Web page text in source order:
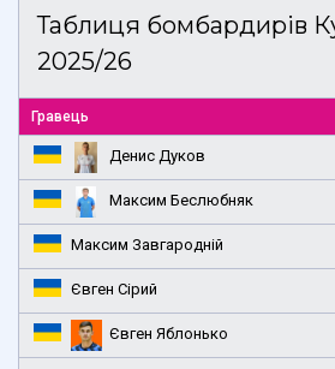
Таблиця бомбардирів
2025/26
Гравець
Денис Дуков
Максим Беслюбняк
Максим Завгародній
Євген Сірий
Євген Яблонько